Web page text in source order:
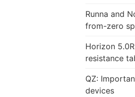
Runna and
from-zero
Horizon
resistance
QZ:
devices